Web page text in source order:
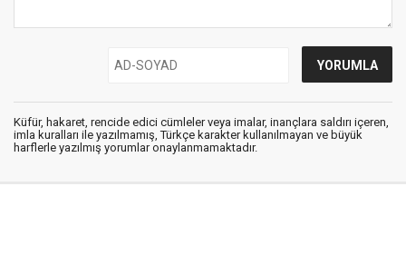
Küfür, hakaret, rencide edici cümleler veya imalar, inançlara saldırı içeren,
imla kuralları ile yazılmamış, Türkçe karakter kullanılmayan ve büyük
harflerle yazılmış yorumlar onaylanmamaktadır.